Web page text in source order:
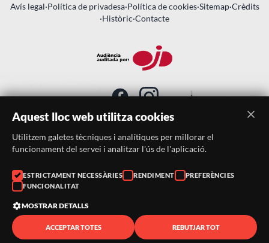
Avís legal·Política de privadesa·Política de cookies·Sitemap·Crèdits
·Històric·Contacte
SUBSCRIU-TE AL BUTLLETÍ
Telèfon:
938046359
Correu:
© 2026 ·FestaCatalunya
— Tots els drets reservats · Web
Aquest lloc web utilitza cookies
Utilitzem galetes tècniques i analítiques per millorar el
funcionament del servei i analitzar l'ús de l'aplicació.
ESTRICTAMENT NECESSÀRIES RENDIMENT
PREFERÈNCIES
FUNCIONALITAT
MOSTRAR DETALLS
ACCEPTAR TOTES REBUTJAR TOT